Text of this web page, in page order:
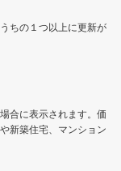
ちの１つ以上に更新が
合に表示されます。価
新築住宅、マンション